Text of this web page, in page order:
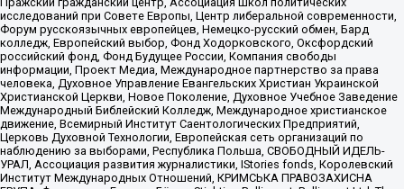
исследований при Совете Европы, Центр либеральной современности,
Форум русскоязычных европейцев, Немецко-русский обмен, Бард
колледж, Европейский выбор, Фонд Ходорковского, Оксфордский
российский фонд, Фонд Будущее России, Компания свободы
информации, Проект Медиа, Международное партнерство за права
человека, Духовное Управление Евангельских Христиан Украинской
Христианской Церкви, Новое Поколение, Духовное Учебное Заведение
Международный Библейский Колледж, Международное христианское
движение, Всемирный Институт Саентологических Предприятий,
Церковь Духовной Технологии, Европейская сеть организаций по
наблюдению за выборами, Республика Польша, СВОБОДНЫЙ ИДЕЛЬ-
УРАЛ, Ассоциация развития журналистики, IStories fonds, Королевский
Институт Международных Отношений, КРИМСЬКА ПРАВОЗАХИСНА